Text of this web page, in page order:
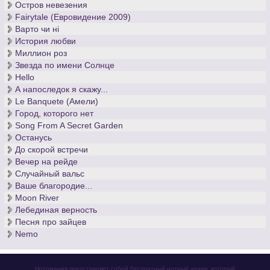
Остров невезения
Fairytale (Евровидение 2009)
Варто чи нi
История любви
Миллион роз
Звезда по имени Солнце
Hello
А напоследок я скажу...
Le Banquete (Амели)
Город, которого нет
Song From A Secret Garden
Останусь
До скорой встречи
Вечер на рейде
Случайный вальс
Ваше благородие...
Moon River
Лебединая верность
Песня про зайцев
Nemo
Нотомания представляет собой бесплатный нотный архив, который